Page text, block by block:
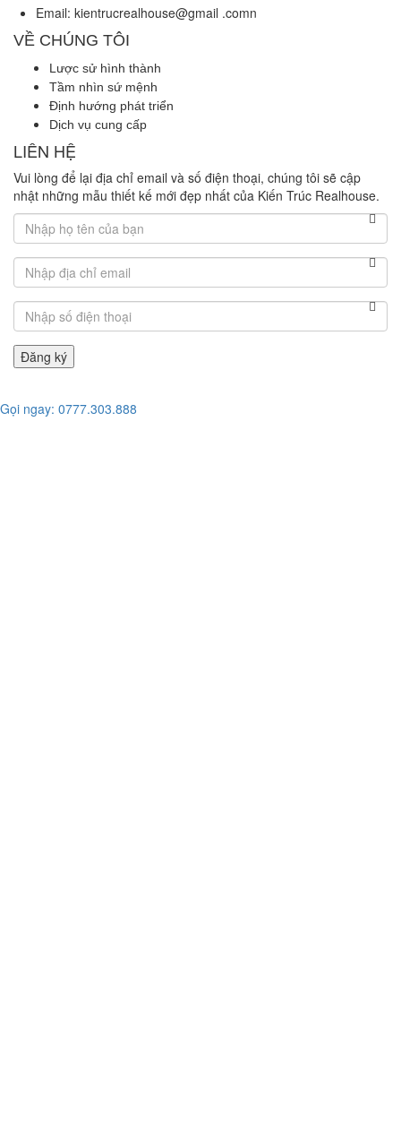
Email: kientrucrealhouse@gmail .comn
VỀ CHÚNG TÔI
Lược sử hình thành
Tầm nhìn sứ mệnh
Định hướng phát triển
Dịch vụ cung cấp
LIÊN HỆ
Vui lòng để lại địa chỉ email và số điện thoại, chúng tôi sẽ cập
nhật những mẫu thiết kế mới đẹp nhất của Kiến Trúc Realhouse.
Đăng ký
Gọi ngay: 0777.303.888